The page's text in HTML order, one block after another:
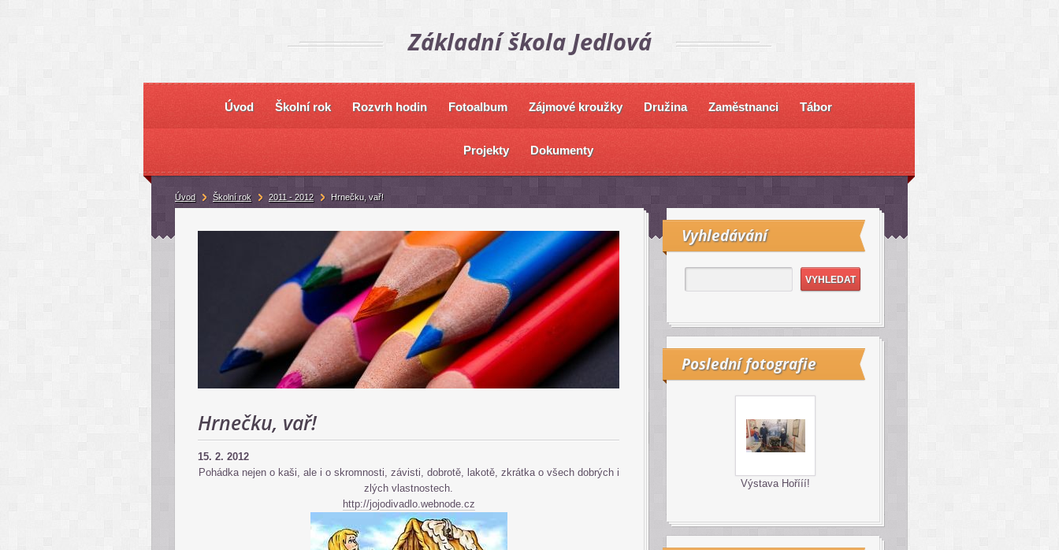
Základní škola Jedlová
Úvod Školní rok Rozvrh hodin Fotoalbum Zájmové kroužky Družina Zaměstnanci Tábor
Projekty Dokumenty
Hrnečku, vař!
15. 2. 2012
Pohádka nejen o kaši, ale i o skromnosti, závisti, dobrotě, lakotě, zkrátka o všech dobrých i
zlých vlastnostech.
http://jojodivadlo.webnode.cz
Vyhledávání
Poslední fotografie
Výstava Hořííí!
Úvod Školní rok 2011 - 2012 Hrnečku, vař!